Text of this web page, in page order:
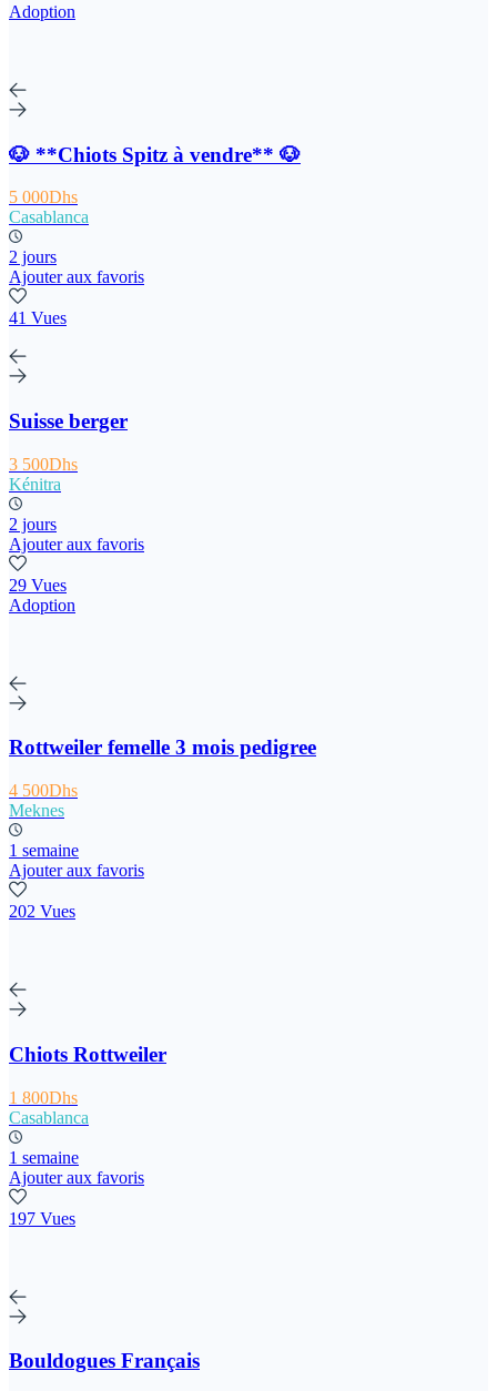
Adoption
🐶 **Chiots Spitz à vendre** 🐶
5 000Dhs
Casablanca
2 jours
Ajouter aux favoris
41 Vues
Suisse berger
3 500Dhs
Kénitra
2 jours
Ajouter aux favoris
29 Vues
Adoption
Rottweiler femelle 3 mois pedigree
4 500Dhs
Meknes
1 semaine
Ajouter aux favoris
202 Vues
Chiots Rottweiler
1 800Dhs
Casablanca
1 semaine
Ajouter aux favoris
197 Vues
Bouldogues Français